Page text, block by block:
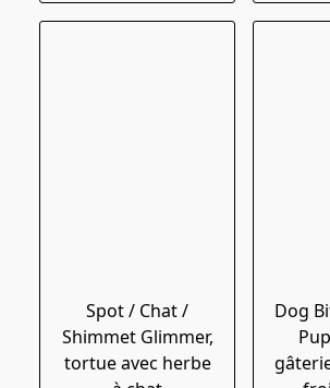
Spot / Chat /
Shimmet Glimmer,
tortue avec herbe
Dog